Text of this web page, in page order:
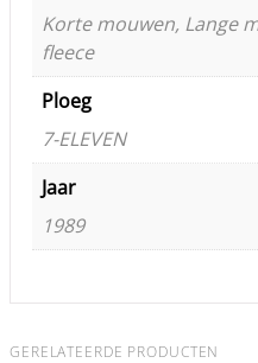
Korte mouwen, Lange
fleece
Ploeg
7-ELEVEN
Jaar
1989
GERELATEERDE PRODUCTEN